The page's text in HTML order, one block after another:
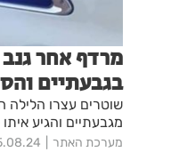
מרדף אחר
בגבעתיים
שוטרים עצרו הלילה
מגבעתיים והגיע איתו
מערכת האתר